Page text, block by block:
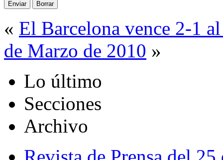
« El Barcelona vence 2-1
de Marzo de 2010 »
Lo último
Secciones
Archivo